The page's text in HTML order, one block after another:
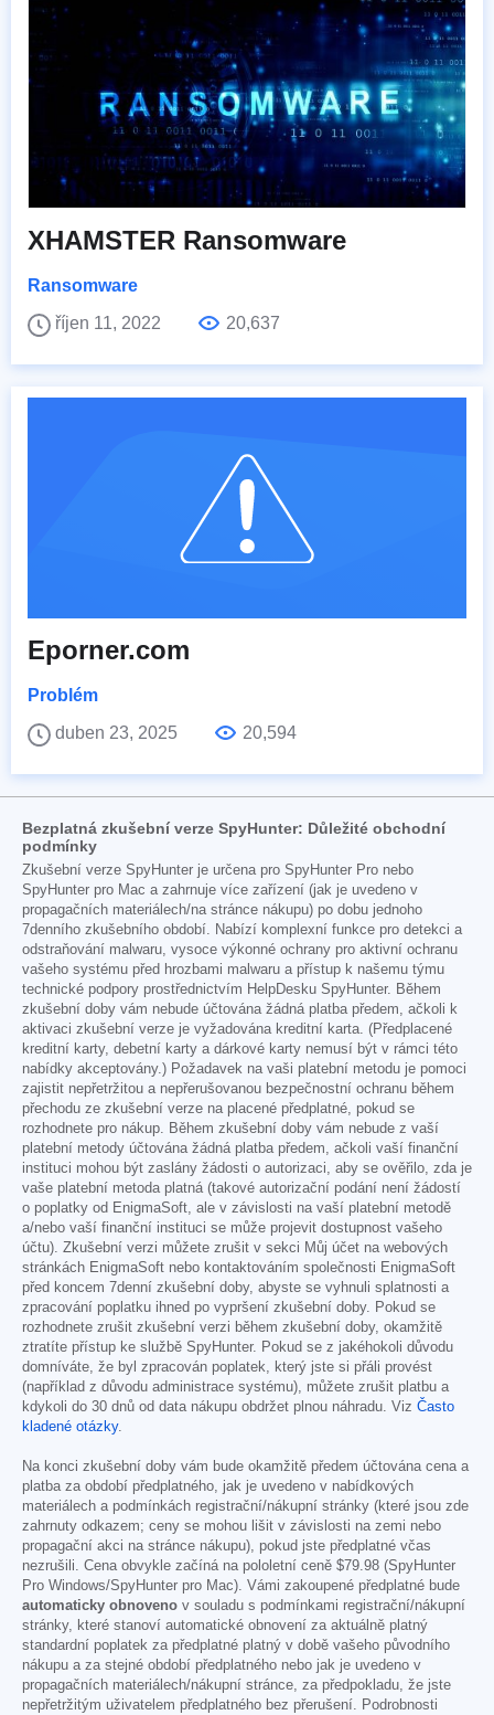
XHAMSTER Ransomware
Ransomware
říjen 11, 2022
20,637
Eporner.com
Problém
duben 23, 2025
20,594
Bezplatná zkušební verze SpyHunter: Důležité obchodní
podmínky
Zkušební verze SpyHunter je určena pro SpyHunter Pro nebo
SpyHunter pro Mac a zahrnuje více zařízení (jak je uvedeno v
propagačních materiálech/na stránce nákupu) po dobu jednoho
7denního zkušebního období. Nabízí komplexní funkce pro detekci a
odstraňování malwaru, vysoce výkonné ochrany pro aktivní ochranu
vašeho systému před hrozbami malwaru a přístup k našemu týmu
technické podpory prostřednictvím HelpDesku SpyHunter. Během
zkušební doby vám nebude účtována žádná platba předem, ačkoli k
aktivaci zkušební verze je vyžadována kreditní karta. (Předplacené
kreditní karty, debetní karty a dárkové karty nemusí být v rámci této
nabídky akceptovány.) Požadavek na vaši platební metodu je pomoci
zajistit nepřetržitou a nepřerušovanou bezpečnostní ochranu během
přechodu ze zkušební verze na placené předplatné, pokud se
rozhodnete pro nákup. Během zkušební doby vám nebude z vaší
platební metody účtována žádná platba předem, ačkoli vaší finanční
instituci mohou být zaslány žádosti o autorizaci, aby se ověřilo, zda je
vaše platební metoda platná (takové autorizační podání není žádostí
o poplatky od EnigmaSoft, ale v závislosti na vaší platební metodě
a/nebo vaší finanční instituci se může projevit dostupnost vašeho
účtu). Zkušební verzi můžete zrušit v sekci Můj účet na webových
stránkách EnigmaSoft nebo kontaktováním společnosti EnigmaSoft
před koncem 7denní zkušební doby, abyste se vyhnuli splatnosti a
zpracování poplatku ihned po vypršení zkušební doby. Pokud se
rozhodnete zrušit zkušební verzi během zkušební doby, okamžitě
ztratíte přístup ke službě SpyHunter. Pokud se z jakéhokoli důvodu
domníváte, že byl zpracován poplatek, který jste si přáli provést
(například z důvodu administrace systému), můžete zrušit platbu a
kdykoli do 30 dnů od data nákupu obdržet plnou náhradu. Viz Často
kladené otázky.
Na konci zkušební doby vám bude okamžitě předem účtována cena a
platba za období předplatného, jak je uvedeno v nabídkových
materiálech a podmínkách registrační/nákupní stránky (které jsou zde
zahrnuty odkazem; ceny se mohou lišit v závislosti na zemi nebo
propagační akci na stránce nákupu), pokud jste předplatné včas
nezrušili. Cena obvykle začíná na pololetní ceně $79.98 (SpyHunter
Pro Windows/SpyHunter pro Mac). Vámi zakoupené předplatné bude
automaticky obnoveno v souladu s podmínkami registrační/nákupní
stránky, které stanoví automatické obnovení za aktuálně platný
standardní poplatek za předplatné platný v době vašeho původního
nákupu a za stejné období předplatného nebo jak je uvedeno v
propagačních materiálech/nákupní stránce, za předpokladu, že jste
nepřetržitým uživatelem předplatného bez přerušení. Podrobnosti